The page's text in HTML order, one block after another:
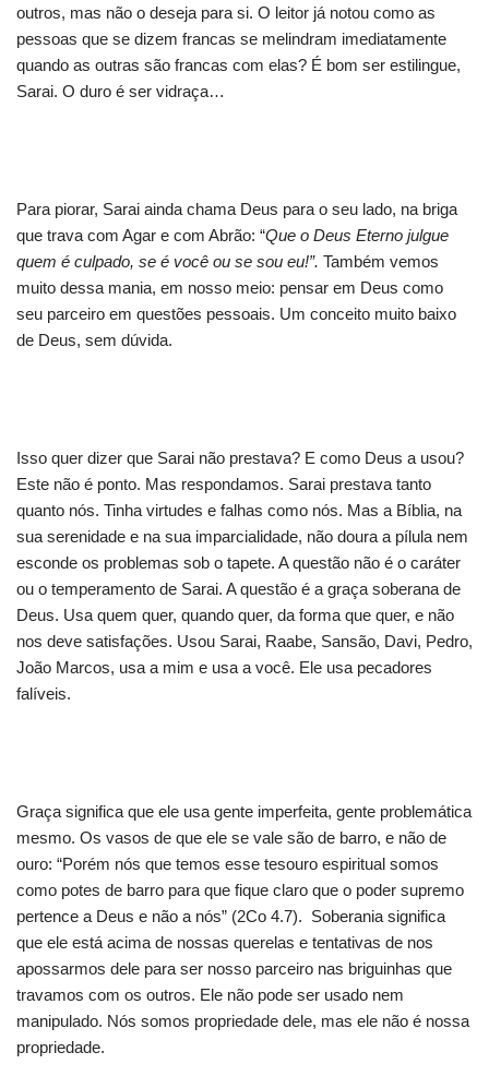
outros, mas não o deseja para si. O leitor já notou como as
pessoas que se dizem francas se melindram imediatamente
quando as outras são francas com elas? É bom ser estilingue,
Sarai. O duro é ser vidraça…
Para piorar, Sarai ainda chama Deus para o seu lado, na briga
que trava com Agar e com Abrão: “Que o Deus Eterno julgue
quem é culpado, se é você ou se sou eu!”. Também vemos
muito dessa mania, em nosso meio: pensar em Deus como
seu parceiro em questões pessoais. Um conceito muito baixo
de Deus, sem dúvida.
Isso quer dizer que Sarai não prestava? E como Deus a usou?
Este não é ponto. Mas respondamos. Sarai prestava tanto
quanto nós. Tinha virtudes e falhas como nós. Mas a Bíblia, na
sua serenidade e na sua imparcialidade, não doura a pílula nem
esconde os problemas sob o tapete. A questão não é o caráter
ou o temperamento de Sarai. A questão é a graça soberana de
Deus. Usa quem quer, quando quer, da forma que quer, e não
nos deve satisfações. Usou Sarai, Raabe, Sansão, Davi, Pedro,
João Marcos, usa a mim e usa a você. Ele usa pecadores
falíveis.
Graça significa que ele usa gente imperfeita, gente problemática
mesmo. Os vasos de que ele se vale são de barro, e não de
ouro: “Porém nós que temos esse tesouro espiritual somos
como potes de barro para que fique claro que o poder supremo
pertence a Deus e não a nós” (2Co 4.7). Soberania significa
que ele está acima de nossas querelas e tentativas de nos
apossarmos dele para ser nosso parceiro nas briguinhas que
travamos com os outros. Ele não pode ser usado nem
manipulado. Nós somos propriedade dele, mas ele não é nossa
propriedade.